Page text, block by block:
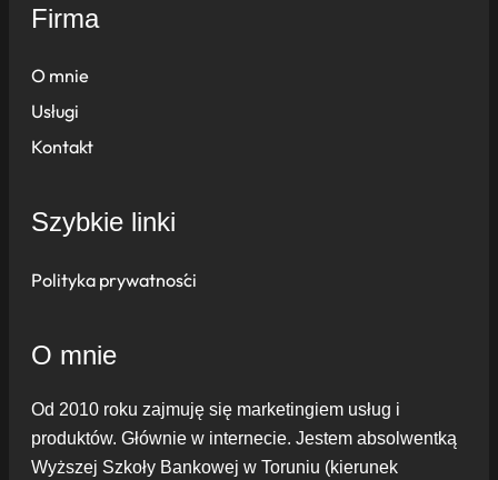
Firma
O mnie
Usługi
Kontakt
Szybkie linki
Polityka prywatności
O mnie
Od 2010 roku zajmuję się marketingiem usług i
produktów. Głównie w internecie. Jestem absolwentką
Wyższej Szkoły Bankowej w Toruniu (kierunek